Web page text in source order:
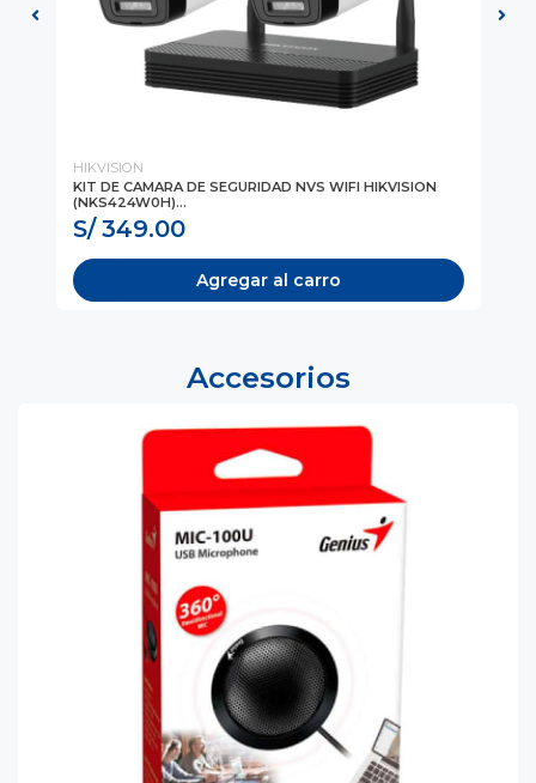
HIKVISION
KIT DE CAMARA DE SEGURIDAD NVS WIFI HIKVISION
(NKS424W0H)...
S/ 349.00
Agregar al carro
Accesorios